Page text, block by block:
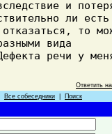
и
ли
то
вида
речи у
Ответить
Все собеседники Поиск